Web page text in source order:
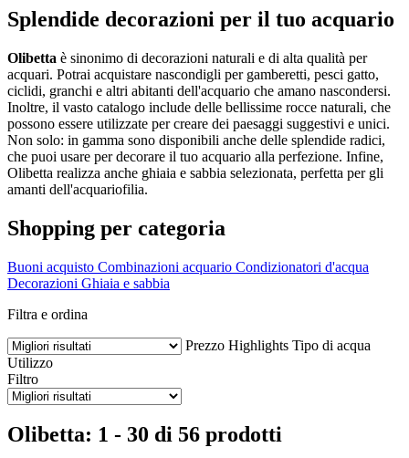
Splendide decorazioni per il tuo acquario
Olibetta è sinonimo di decorazioni naturali e di alta qualità per
acquari. Potrai acquistare nascondigli per gamberetti, pesci gatto,
ciclidi, granchi e altri abitanti dell'acquario che amano nascondersi.
Inoltre, il vasto catalogo include delle bellissime rocce naturali, che
possono essere utilizzate per creare dei paesaggi suggestivi e unici.
Non solo: in gamma sono disponibili anche delle splendide radici,
che puoi usare per decorare il tuo acquario alla perfezione. Infine,
Olibetta realizza anche ghiaia e sabbia selezionata, perfetta per gli
amanti dell'acquariofilia.
Shopping per categoria
Buoni acquisto Combinazioni acquario Condizionatori d'acqua
Decorazioni Ghiaia e sabbia
Filtra e ordina
Prezzo Highlights Tipo di acqua
Utilizzo
Filtro
Olibetta: 1 - 30 di 56 prodotti